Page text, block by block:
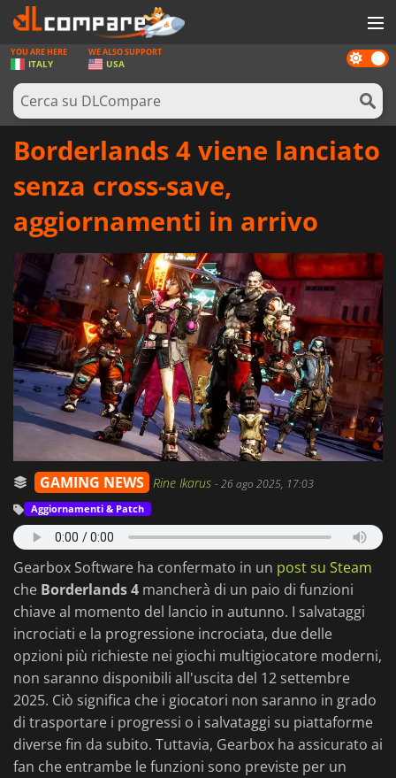
GIOCHI
PREPAGATE
SOFTWARE
NOTIZIE
ACCEDI O REGISTRATI
Dark
mode
YOU ARE HERE
ITALY
WE ALSO SUPPORT
USA
Borderlands 4 viene lanciato
senza cross-save,
aggiornamenti in arrivo
GAMING NEWS Rine Ikarus -26 ago 2025, 17:03
Aggiornamenti & Patch
Gearbox Software ha confermato in un post su Steam
che Borderlands 4 mancherà di un paio di funzioni
chiave al momento del lancio in autunno. I salvataggi
incrociati e la progressione incrociata, due delle
opzioni più richieste nei giochi multigiocatore moderni,
non saranno disponibili all'uscita del 12 settembre
2025. Ciò significa che i giocatori non saranno in grado
di trasportare i progressi o i salvataggi su piattaforme
diverse fin da subito. Tuttavia, Gearbox ha assicurato ai
fan che entrambe le funzioni sono previste per un